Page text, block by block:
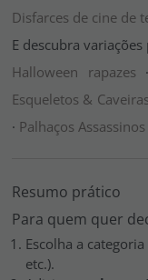
Disfarces de cine de
E descubra
Halloween rapazes
Esqueletos & Caveiras
· Palhaços Assassinos
Resumo prático
Para quem quer
Escolha a
etc.).